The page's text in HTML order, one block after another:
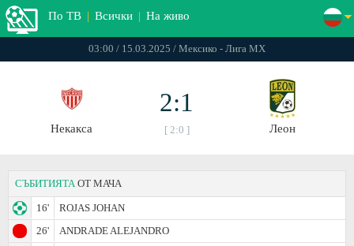
По ТВ | Всички | На живо
03:00 / 15.03.2025 / Мексико - Лига МХ
Некакса
2:1
[ 2:0 ] Леон
СЪБИТИЯТА ОТ МАЧА
16'
ROJAS JOHAN
26'
ANDRADE ALEJANDRO